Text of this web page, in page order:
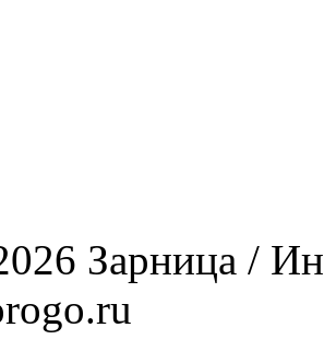
Зарница /